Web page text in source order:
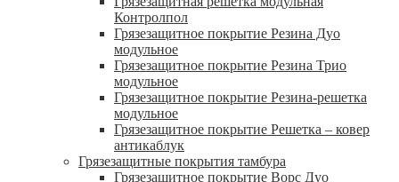
Контролпол
Грязезащитное покрытие Резина Дуо
модульное
Грязезащитное покрытие Резина Трио
модульное
Грязезащитное покрытие Резина-решетка
модульное
Грязезащитное покрытие Решетка – ковер
антикаблук
Грязезащитные покрытия тамбура
Грязезащитное покрытие Ворс Дуо